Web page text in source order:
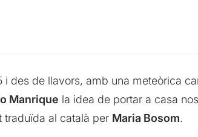
i des de llavors, amb una meteòrica
Manrique la idea de portar a casa
traduïda al català per Maria Bosom.